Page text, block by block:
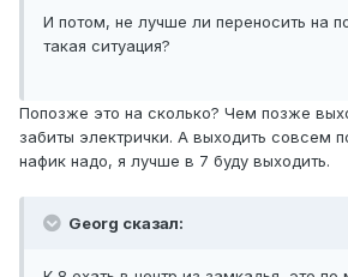
И потом, не лучше ли переносить на
такая ситуация?
Попозже это на сколько? Чем позже
забиты электрички. А выходить совсем
нафик надо, я лучше в 7 буду выходить.
Georg сказал: